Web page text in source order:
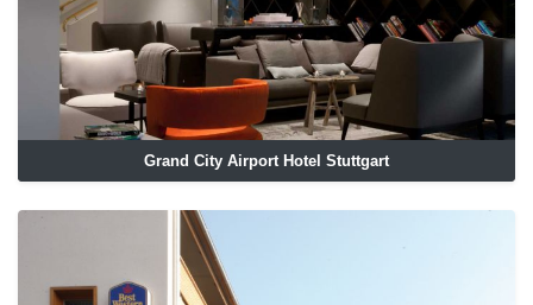
Grand City Airport Hotel Stuttgart